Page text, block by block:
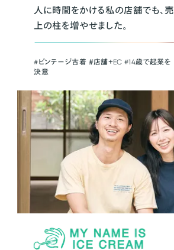
人に時間をかける私の店舗でも、売
上の柱を増やせました。
#ビンテージ古着 ＃店舗＋EC #14歳で起業を
決意